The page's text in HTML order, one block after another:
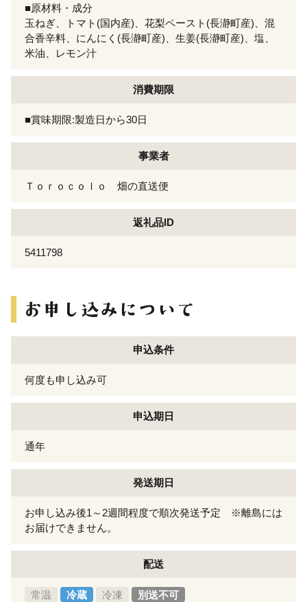
■原材料・成分
玉ねぎ、トマト(国内産)、花梨ペースト(長瀞町産)、混
合香辛料、にんにく(長瀞町産)、生姜(長瀞町産)、塩、
米油、レモン汁
消費期限
■賞味期限:製造日から30日
事業者
Ｔｏｒｏｃｏｌｏ 畑の直送便
返礼品ID
5411798
申込条件
何度も申し込み可
申込期日
通年
発送期日
お申し込み後1～2週間程度で順次発送予定 ※離島には
お届けできません。
配送
常温 冷蔵 冷凍 別送不可